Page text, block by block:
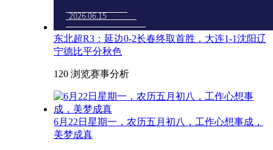
东北超R3：延边0-2长春终取首胜，大连1-1沈阳辽
宁德比平分秋色
120 浏览赛事分析
6月22日星期一，农历五月初八，工作心想事成，
美梦成真